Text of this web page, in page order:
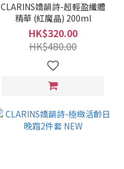
CLARINS嬌韻詩-超輕盈纖體
精華 (紅魔晶) 200ml
HK$320.00
HK$480.00